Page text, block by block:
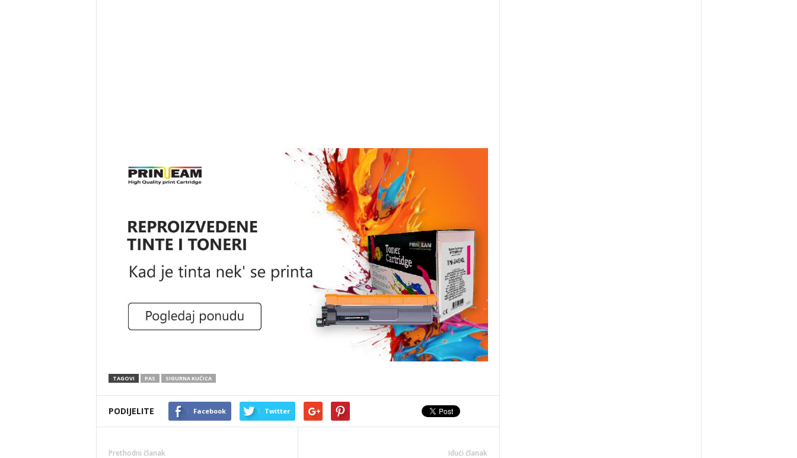
TAGOVI PAS SIGURNA KUĆICA
PODIJELITE Facebook Twitter
Prethodni članak Idući članak